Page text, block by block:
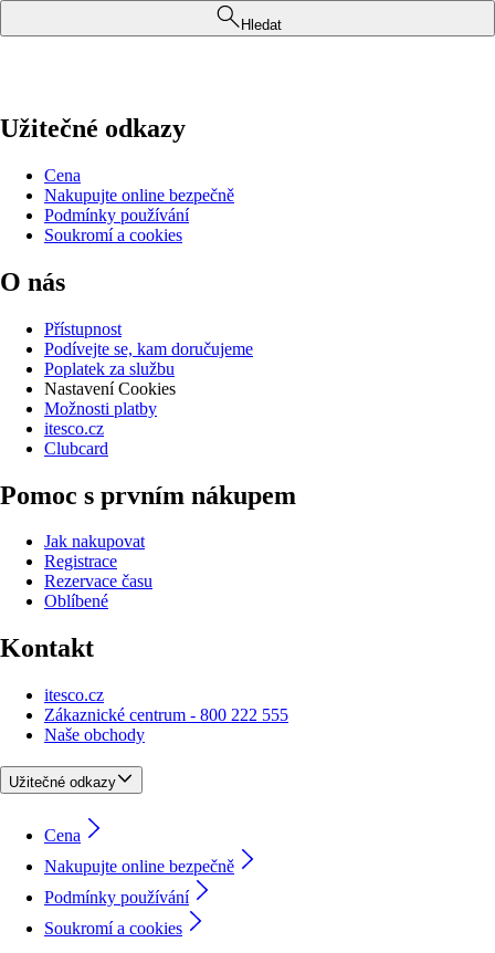
Hledat
Užitečné odkazy
Cena
Nakupujte online bezpečně
Podmínky používání
Soukromí a cookies
O nás
Přístupnost
Podívejte se, kam doručujeme
Poplatek za službu
Nastavení Cookies
Možnosti platby
itesco.cz
Clubcard
Pomoc s prvním nákupem
Jak nakupovat
Registrace
Rezervace času
Oblíbené
Kontakt
itesco.cz
Zákaznické centrum - 800 222 555
Naše obchody
Užitečné odkazy
Cena
Nakupujte online bezpečně
Podmínky používání
Soukromí a cookies